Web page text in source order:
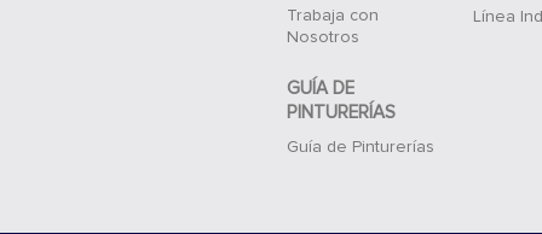
Trabaja con
Nosotros
GUÍA DE
PINTURERÍAS
Guía de Pinturerías
Línea